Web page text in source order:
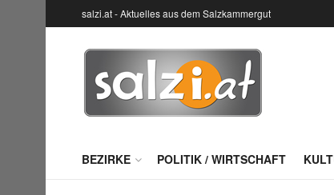
salzi.at - Aktuelles aus dem Salzkammergut
BEZIRKE POLITIK / WIRTSCHAFT